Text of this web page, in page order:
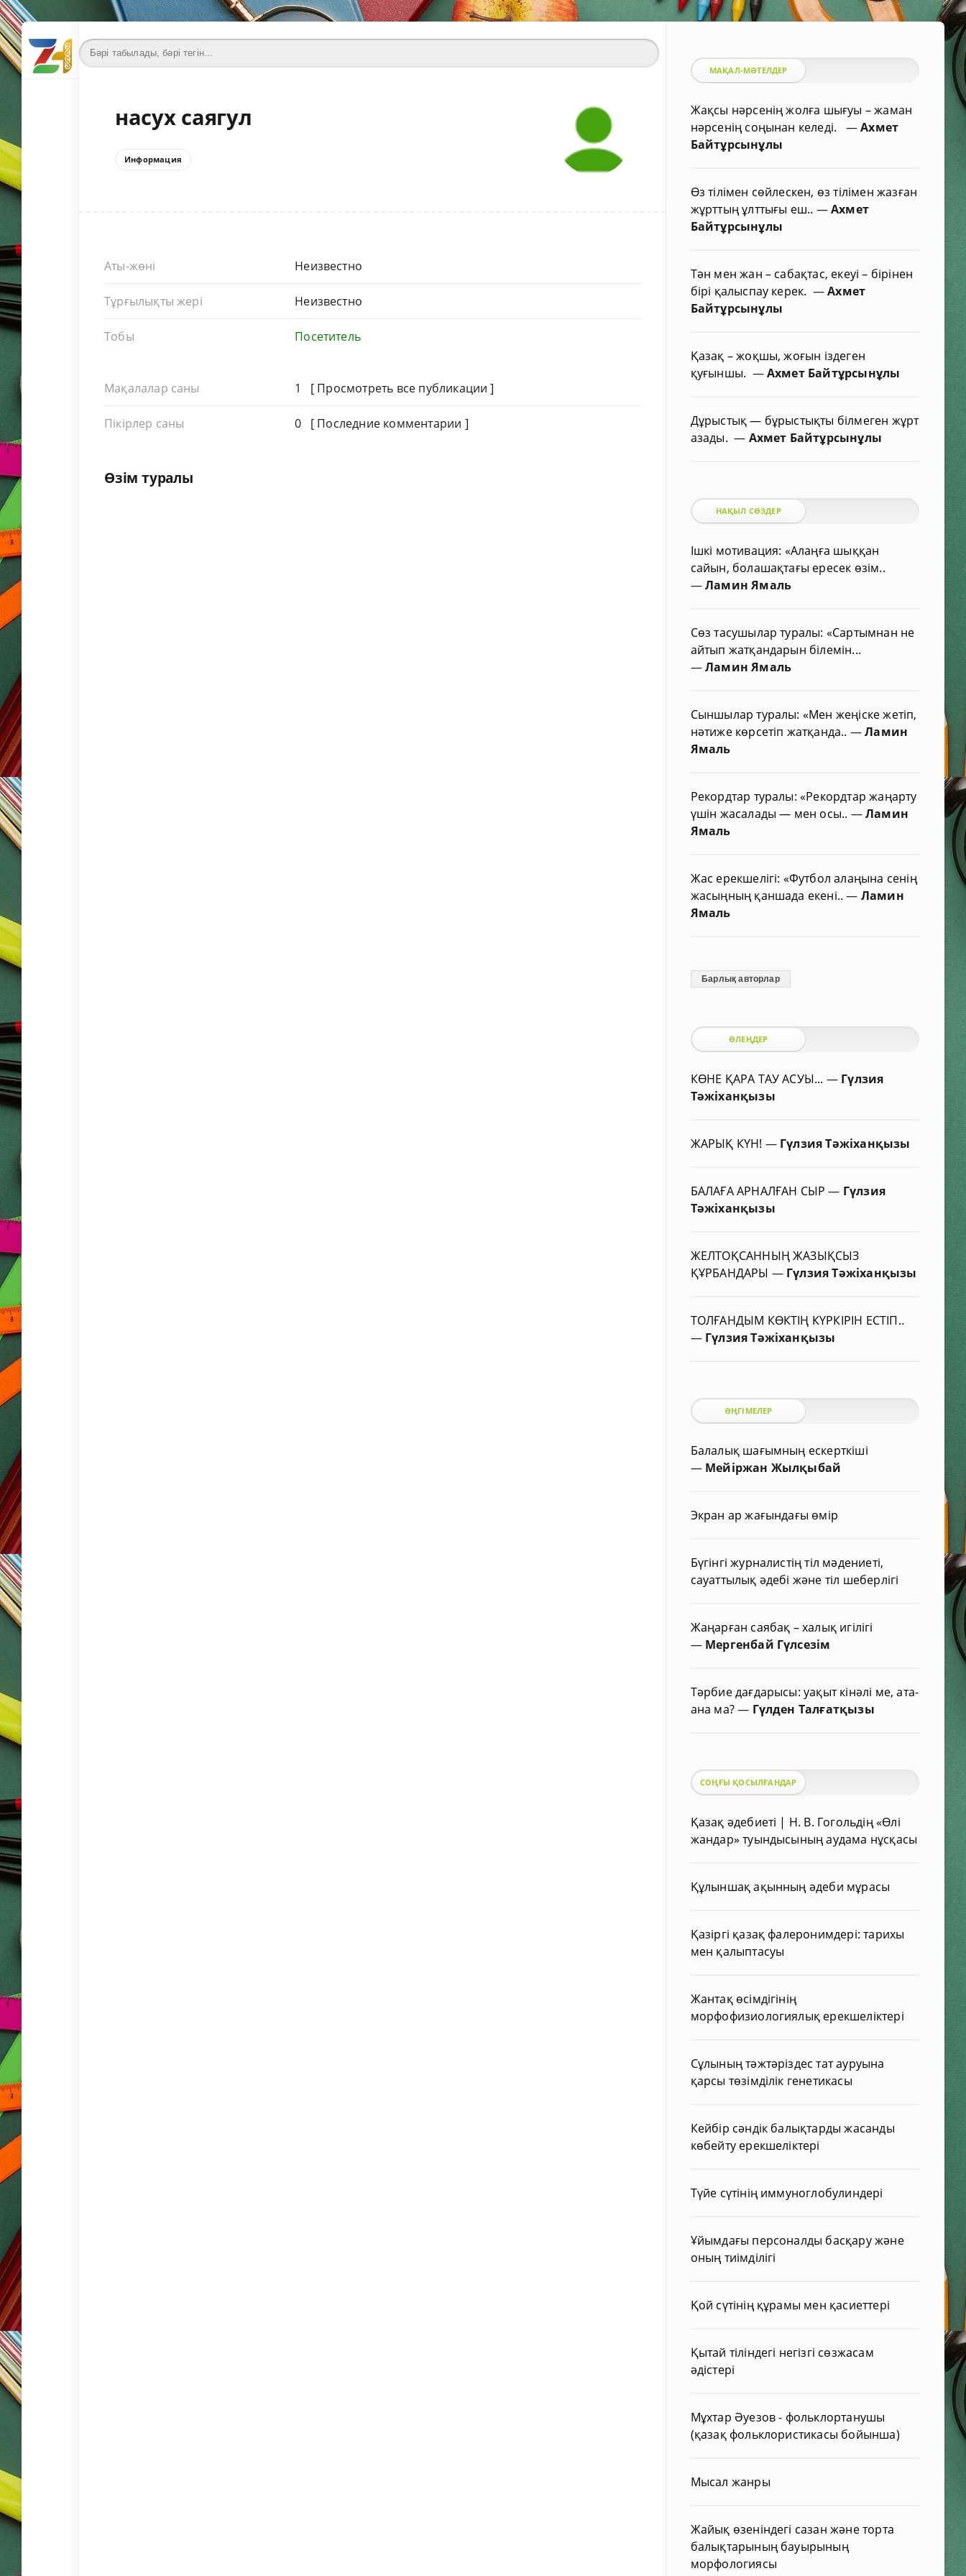
насух саягул
Информация
Аты-жөні Неизвестно
Тұрғылықты жері Неизвестно
Тобы Посетитель
Мақалалар саны 1 [ Просмотреть все публикации ]
Пікірлер саны 0 [ Последние комментарии ]
Өзім туралы
МАҚАЛ-МӘТЕЛДЕР
Жақсы нәрсенің жолға шығуы – жаман
нәрсенің соңынан келеді. —Ахмет
Байтұрсынұлы
Өз тілімен сөйлескен, өз тілімен жазған
жұрттың ұлттығы еш.. —Ахмет
Байтұрсынұлы
Тән мен жан – сабақтас, екеуі – бірінен
бірі қалыспау керек. —Ахмет
Байтұрсынұлы
Қазақ – жоқшы, жоғын іздеген
қуғыншы. —Ахмет Байтұрсынұлы
Дұрыстық — бұрыстықты білмеген жұрт
азады.— Ахмет Байтұрсынұлы
НАҚЫЛ СӨЗДЕР
Ішкі мотивация: «Алаңға шыққан
сайын, болашақтағы ересек өзім..
—Ламин Ямаль
Сөз тасушылар туралы: «Сартымнан не
айтып жатқандарын білемін...
—Ламин Ямаль
Сыншылар туралы: «Мен жеңіске жетіп,
нәтиже көрсетіп жатқанда.. —Ламин
Ямаль
Рекордтар туралы: «Рекордтар жаңарту
үшін жасалады — мен осы.. —Ламин
Ямаль
Жас ерекшелігі: «Футбол алаңына сенің
жасыңның қаншада екені..— Ламин
Ямаль
Барлық авторлар
ӨЛЕҢДЕР
КӨНЕ ҚАРА ТАУ АСУЫ... — Гүлзия
Тәжіханқызы
ЖАРЫҚ КҮН! — Гүлзия Тәжіханқызы
БАЛАҒА АРНАЛҒАН СЫР— Гүлзия
Тәжіханқызы
ЖЕЛТОҚСАННЫҢ ЖАЗЫҚСЫЗ
ҚҰРБАНДАРЫ — Гүлзия Тәжіханқызы
ТОЛҒАНДЫМ КӨКТІҢ КҮРКІРІН ЕСТІП..
— Гүлзия Тәжіханқызы
ӘҢГІМЕЛЕР
Балалық шағымның ескерткіші
— Мейіржан Жылқыбай
Экран ар жағындағы өмір
Бүгінгі журналистің тіл мәдениеті,
сауаттылық әдебі және тіл шеберлігі
Жаңарған саябақ – халық игілігі
— Мергенбай Гүлсезім
Тәрбие дағдарысы: уақыт кінәлі ме, ата-
ана ма?— Гүлден Талғатқызы
СОҢҒЫ ҚОСЫЛҒАНДАР
Қазақ әдебиеті | Н. В. Гогольдің «Өлі
жандар» туындысының аудама нұсқасы
Құлыншақ ақынның әдеби мұрасы
Қазіргі қазақ фалеронимдері: тарихы
мен қалыптасуы
Жантақ өсімдігінің
морфофизиологиялық ерекшеліктері
Сұлының тәжтәріздес тат ауруына
қарсы төзімділік генетикасы
Кейбір сәндік балықтарды жасанды
көбейту ерекшеліктері
Түйе сүтінің иммуноглобулиндері
Ұйымдағы персоналды басқару және
оның тиімділігі
Қой сүтінің құрамы мен қасиеттері
Қытай тіліндегі негізгі сөзжасам
әдістері
Мұхтар Әуезов - фольклортанушы
(қазақ фольклористикасы бойынша)
Мысал жанры
Жайық өзеніндегі сазан және торта
балықтарының бауырының
морфологиясы